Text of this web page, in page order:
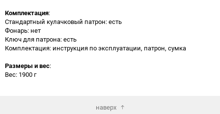
Комплектация:
Стандартный кулачковый патрон: есть
Фонарь: нет
Ключ для патрона: есть
Комплектация: инструкция по эксплуатации, патрон, сумка
Размеры и вес:
Вес: 1900 г
наверх